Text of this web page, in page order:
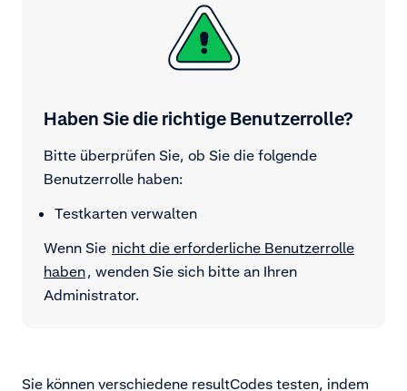
Haben Sie die richtige Benutzerrolle?
Bitte überprüfen Sie, ob Sie die folgende
Benutzerrolle haben:
Testkarten verwalten
Wenn Sie nicht die erforderliche Benutzerrolle
haben, wenden Sie sich bitte an Ihren
Administrator.
Sie können verschiedene resultCodes testen, indem